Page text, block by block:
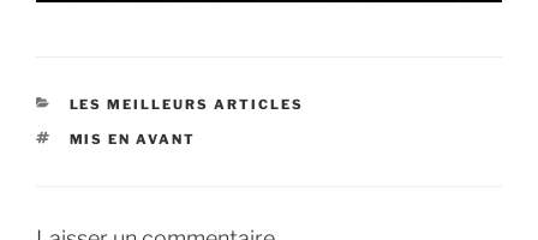
CATÉGORIES
LES MEILLEURS ARTICLES
ÉTIQUETTES
MIS EN AVANT